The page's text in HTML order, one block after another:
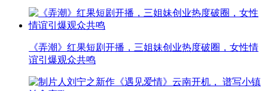
《弄潮》红果短剧开播，三姐妹创业热度破圈，女性情
谊引爆观众共鸣